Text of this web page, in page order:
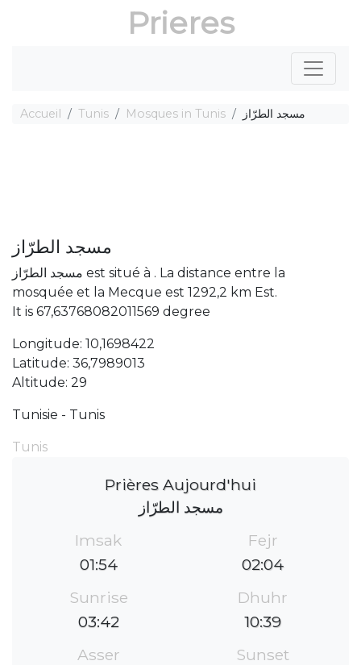
Prieres
Accueil Tunis Mosques in Tunis مسجد الطرّاز
مسجد الطرّاز
مسجد الطرّاز est situé à . La distance entre la
mosquée et la Mecque est 1292,2 km Est.
It is 67,63768082011569 degree
Longitude: 10,1698422
Latitude: 36,7989013
Altitude: 29
Tunisie - Tunis
Tunis
Prières Aujourd'hui
مسجد الطرّاز
Imsak
01:54
Fejr
02:04
Sunrise
03:42
Dhuhr
10:39
Asser
Sunset